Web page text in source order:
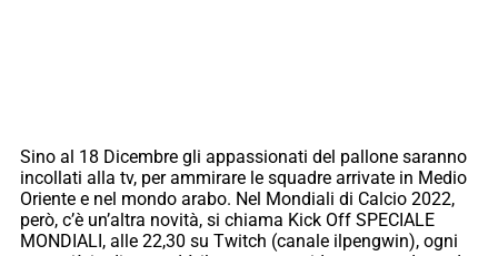
Sino al 18 Dicembre gli appassionati del pallone saranno
incollati alla tv, per ammirare le squadre arrivate in Medio
Oriente e nel mondo arabo. Nel Mondiali di Calcio 2022,
però, c’è un’altra novità, si chiama Kick Off SPECIALE
MONDIALI, alle 22,30 su Twitch (canale ilpengwin), ogni